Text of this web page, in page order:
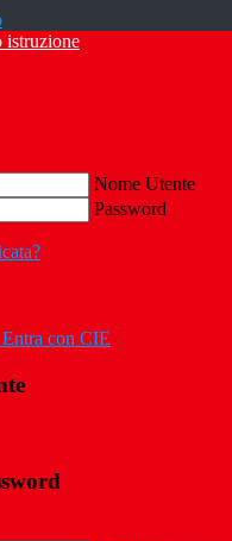
Nome Utente
Password
Entra con CIE